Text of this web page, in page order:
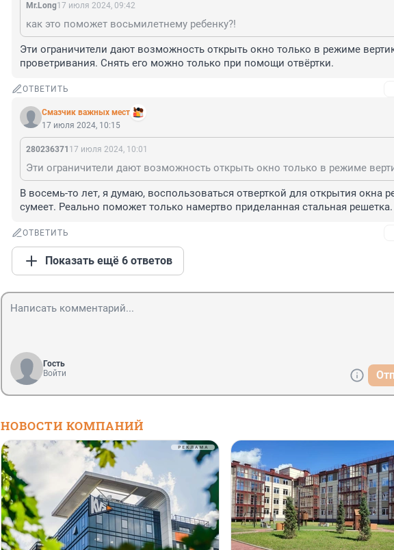
Mr.Long17 июля 2024, 09:42
как это поможет восьмилетнему ребенку?!
Эти ограничители дают возможность открыть окно только в режиме
проветривания. Снять его можно только при помощи отвёртки.
ОТВЕТИТЬ
Смазчик важных мест
17 июля 2024, 10:15
280236371 17 июля 2024, 10:01
В восемь-то лет, я думаю, воспользоваться отверткой для открытия окна
сумеет. Реально поможет только намертво приделанная стальная решетка.
ОТВЕТИТЬ
Показать ещё 6 ответов
Гость
Войти
НОВОСТИ КОМПАНИЙ